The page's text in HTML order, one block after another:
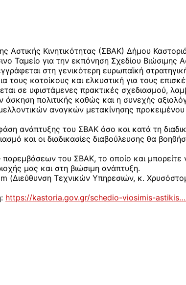
Αστικής Κινητικότητας (ΣΒΑΚ) Δήμου
για την εκπόνηση Σχεδίου Βιώσιμης
στη γενικότερη ευρωπαϊκή
τους κατοίκους και ελκυστική για τους
σε υφιστάμενες πρακτικές σχεδιασμού,
άσκηση πολιτικής καθώς και η συνεχής
αναγκών μετακίνησης προκειμένου
ανάπτυξης του ΣΒΑΚ όσο και κατά τη
και οι διαδικασίες διαβούλευσης θα
παρεμβάσεων του ΣΒΑΚ, το οποίο και μπορείτε
μας και στη βιώσιμη ανάπτυξη.
(Διεύθυνση Τεχνικών Υπηρεσιών, κ.
https://kastoria.gov.gr/schedio-viosimis-